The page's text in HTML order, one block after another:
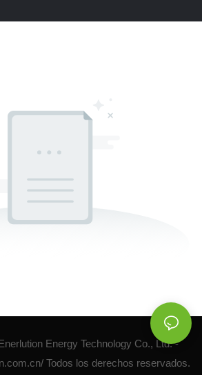
Energy Technology Co., Ltd. -
Todos los derechos reservados.